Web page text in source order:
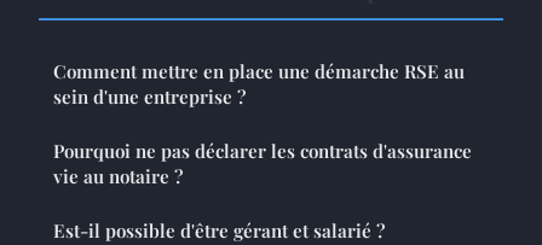
Comment mettre en place une démarche RSE au
sein d'une entreprise ?
Pourquoi ne pas déclarer les contrats d'assurance
vie au notaire ?
Est-il possible d'être gérant et salarié ?